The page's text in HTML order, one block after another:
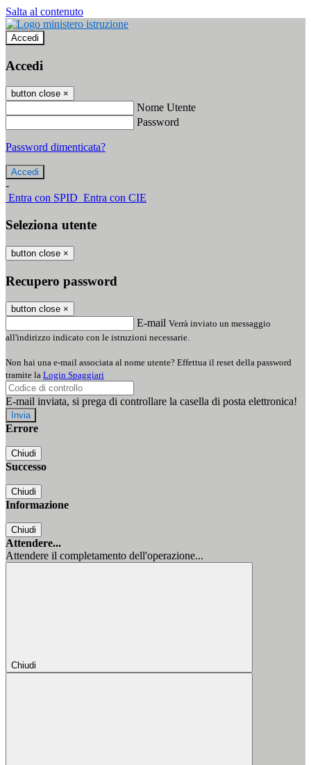
Salta al contenuto
Accedi
Accedi
button close ×
Nome Utente
Password
Password dimenticata?
-
Entra con SPID Entra con CIE
Seleziona utente
button close ×
Recupero password
button close ×
E-mail Verrà inviato un messaggio
all'indirizzo indicato con le istruzioni necessarie.
Non hai una e-mail associata al nome utente? Effettua il reset della password
tramite la Login Spaggiari
E-mail inviata, si prega di controllare la casella di posta elettronica!
Errore
Chiudi
Successo
Chiudi
Informazione
Chiudi
Attendere...
Attendere il completamento dell'operazione...
Chiudi